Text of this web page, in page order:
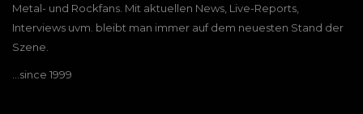
Metal- und Rockfans. Mit aktuellen News, Live-Reports,
Interviews uvm. bleibt man immer auf dem neuesten Stand der
Szene.
…since 1999